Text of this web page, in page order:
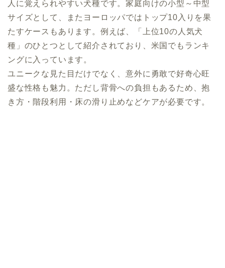
人に覚えられやすい犬種です。家庭向けの小型～中型
サイズとして、またヨーロッパではトップ10入りを果
たすケースもあります。例えば、「上位10の人気犬
種」のひとつとして紹介されており、米国でもランキ
ングに入っています。
ユニークな見た目だけでなく、意外に勇敢で好奇心旺
盛な性格も魅力。ただし背骨への負担もあるため、抱
き方・階段利用・床の滑り止めなどケアが必要です。